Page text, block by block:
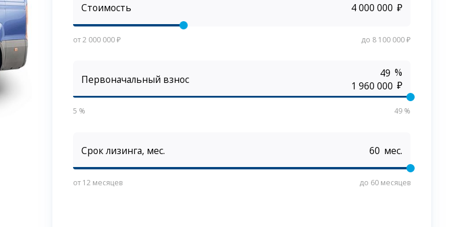
Стоимость ₽
от 2 000 000 ₽ до 8 100 000 ₽
Первоначальный взнос
%
₽
5 % 49 %
Срок лизинга, мес. мес.
от 12 месяцев до 60 месяцев